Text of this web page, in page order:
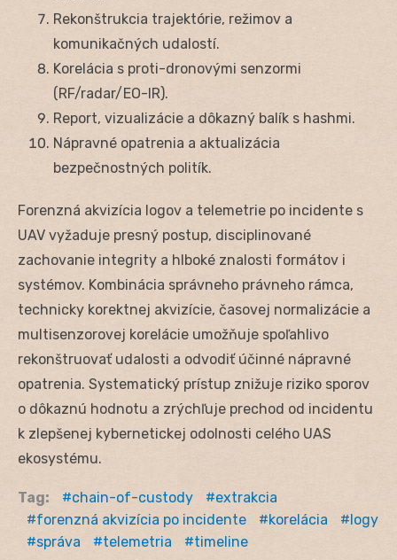
Rekonštrukcia trajektórie, režimov a
komunikačných udalostí.
Korelácia s proti-dronovými senzormi
(RF/radar/EO-IR).
Report, vizualizácie a dôkazný balík s hashmi.
Nápravné opatrenia a aktualizácia
bezpečnostných politík.
Forenzná akvizícia logov a telemetrie po incidente s
UAV vyžaduje presný postup, disciplinované
zachovanie integrity a hlboké znalosti formátov i
systémov. Kombinácia správneho právneho rámca,
technicky korektnej akvizície, časovej normalizácie a
multisenzorovej korelácie umožňuje spoľahlivo
rekonštruovať udalosti a odvodiť účinné nápravné
opatrenia. Systematický prístup znižuje riziko sporov
o dôkaznú hodnotu a zrýchľuje prechod od incidentu
k zlepšenej kybernetickej odolnosti celého UAS
ekosystému.
Tag: chain-of-custody
extrakcia
forenzná akvizícia po incidente
korelácia
logy
správa
telemetria timeline